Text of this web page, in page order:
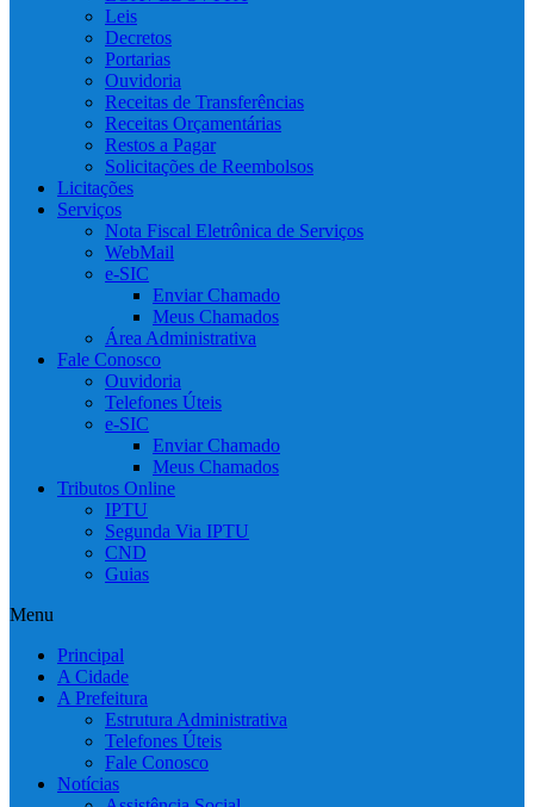
Leis
Decretos
Portarias
Ouvidoria
Receitas de Transferências
Receitas Orçamentárias
Restos a Pagar
Solicitações de Reembolsos
Licitações
Serviços
Nota Fiscal Eletrônica de Serviços
WebMail
e-SIC
Enviar Chamado
Meus Chamados
Área Administrativa
Fale Conosco
Ouvidoria
Telefones Úteis
e-SIC
Enviar Chamado
Meus Chamados
Tributos Online
IPTU
Segunda Via IPTU
CND
Guias
Menu
Principal
A Cidade
A Prefeitura
Estrutura Administrativa
Telefones Úteis
Fale Conosco
Notícias